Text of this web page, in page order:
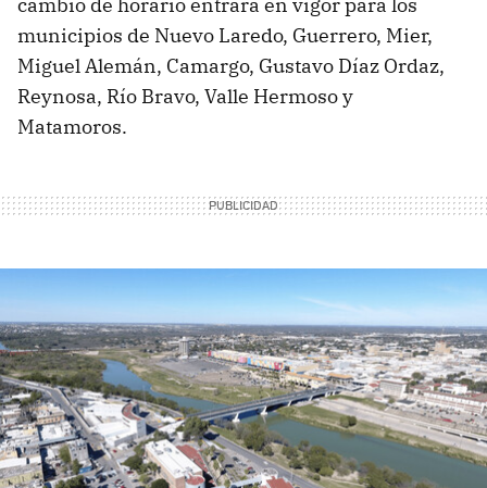
cambio de horario entrará en vigor para los
municipios de Nuevo Laredo, Guerrero, Mier,
Miguel Alemán, Camargo, Gustavo Díaz Ordaz,
Reynosa, Río Bravo, Valle Hermoso y
Matamoros.